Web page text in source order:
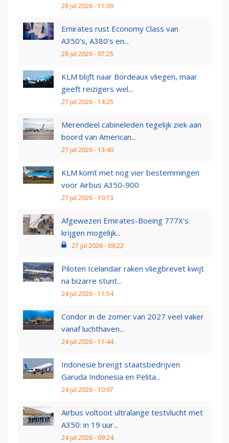
28 jul 2026 - 11:09
Emirates rust Economy Class van
A350's, A380's en...
28 jul 2026 - 07:25
KLM blijft naar Bordeaux vliegen, maar
geeft reizigers wel...
27 jul 2026 - 14:25
Merendeel cabineleden tegelijk ziek aan
boord van American...
27 jul 2026 - 13:40
KLM komt met nog vier bestemmingen
voor Airbus A350-900
27 jul 2026 - 10:13
Afgewezen Emirates-Boeing 777X's
krijgen mogelijk...
27 jul 2026 - 09:22
Piloten Icelandair raken vliegbrevet kwijt
na bizarre stunt...
24 jul 2026 - 11:54
Condor in de zomer van 2027 veel vaker
vanaf luchthaven...
24 jul 2026 - 11:44
Indonesië brengt staatsbedrijven
Garuda Indonesia en Pelita...
24 jul 2026 - 10:07
Airbus voltooit ultralange testvlucht met
A350: in 19 uur...
24 jul 2026 - 09:24